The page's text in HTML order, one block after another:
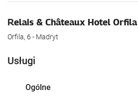
Relais & Châteaux Hotel Orfila
Orfila, 6 - Madryt
Usługi
Ogólne